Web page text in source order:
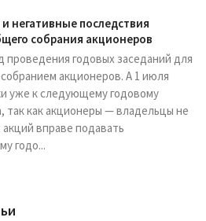
негативные последствия
собрания акционеров
проведения годовых заседаний для
акционеров. А 1 июля
уже к следующему годовому
так как акционеры — владельцы не
вправе подавать
годо...